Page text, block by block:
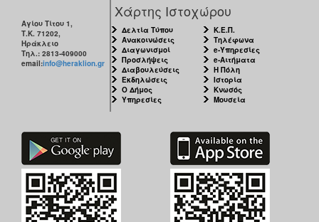
Αγίου Τίτου 1,
Τ.Κ. 71202,
Ηράκλειο
Τηλ.: 2813-409000
email:info@heraklion.gr
Χάρτης Ιστοχώρου
Δελτία Τύπου
Ανακοινώσεις
Διαγωνισμοί
Προσλήψεις
Διαβουλεύσεις
Εκδηλώσεις
Ο Δήμος
Υπηρεσίες
Κ.Ε.Π.
Τηλέφωνα
e-Υπηρεσίες
e-Αιτήματα
Η Πόλη
Ιστορία
Κνωσός
Μουσεία